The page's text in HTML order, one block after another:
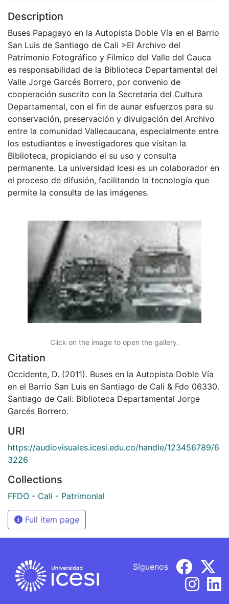
Description
Buses Papagayo en la Autopista Doble Vía en el Barrio
San Luis de Santiago de Cali >El Archivo del
Patrimonio Fotográfico y Fílmico del Valle del Cauca
es responsabilidad de la Biblioteca Departamental del
Valle Jorge Garcés Borrero, por convenio de
cooperación suscrito con la Secretaria del Cultura
Departamental, con el fin de aunar esfuerzos para su
conservación, preservación y divulgación del Archivo
entre la comunidad Vallecaucana, especialmente entre
los estudiantes e investigadores que visitan la
Biblioteca, propiciando el su uso y consulta
permanente. La universidad Icesi es un colaborador en
el proceso de difusión, facilitando la tecnología que
permite la consulta de las imágenes.
Click on the image to open the gallery.
Citation
Occidente, D. (2011). Buses en la Autopista Doble Vía
en el Barrio San Luis en Santiago de Cali & Fdo 06330.
Santiago de Cali: Biblioteca Departamental Jorge
Garcés Borrero.
URI
https://audiovisuales.icesi.edu.co/handle/123456789/6
3226
Collections
FFDO - Cali - Patrimonial
Full item page
Síguenos